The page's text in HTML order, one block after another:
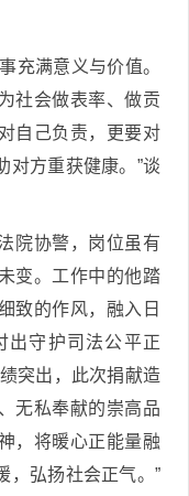
充满意义与价值。
社会做表率、做贡
自己负责，更要对
对方重获健康。”谈
院协警，岗位虽有
变。工作中的他踏
致的作风，融入日
出守护司法公平正
突出，此次捐献造
无私奉献的崇高品
，将暖心正能量融
，弘扬社会正气。”